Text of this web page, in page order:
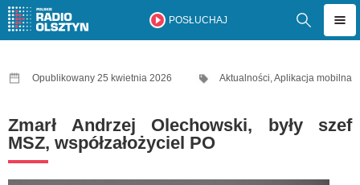
POSŁUCHAJ
Opublikowany 25 kwietnia 2026 Aktualności,Aplikacja mobilna
Zmarł Andrzej Olechowski, były szef
MSZ, współzałożyciel PO